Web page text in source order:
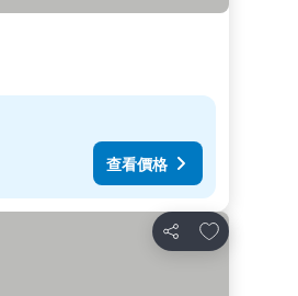
查看價格
分享
放到收藏夾